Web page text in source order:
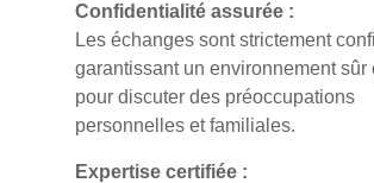
Confidentialité assurée :
Les échanges sont strictement
garantissant un environnement sûr
pour discuter des préoccupations
personnelles et familiales.
Expertise certifiée :